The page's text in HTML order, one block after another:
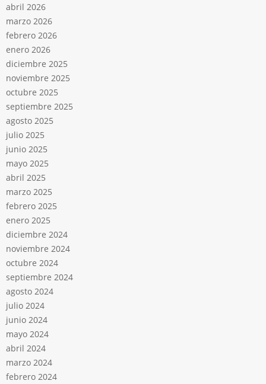
abril 2026
marzo 2026
febrero 2026
enero 2026
diciembre 2025
noviembre 2025
octubre 2025
septiembre 2025
agosto 2025
julio 2025
junio 2025
mayo 2025
abril 2025
marzo 2025
febrero 2025
enero 2025
diciembre 2024
noviembre 2024
octubre 2024
septiembre 2024
agosto 2024
julio 2024
junio 2024
mayo 2024
abril 2024
marzo 2024
febrero 2024